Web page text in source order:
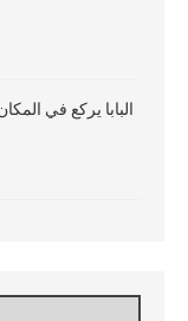
البابا يركع في